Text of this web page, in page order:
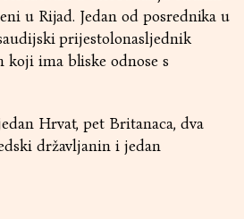
u Rijad. Jedan od posrednika u
prijestolonasljednik
koji ima bliske odnose s
Hrvat, pet Britanaca, dva
državljanin i jedan